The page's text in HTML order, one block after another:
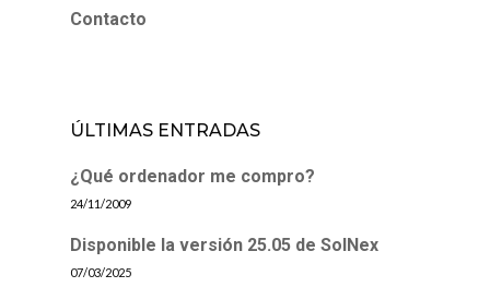
Contacto
ÚLTIMAS ENTRADAS
¿Qué ordenador me compro?
24/11/2009
Disponible la versión 25.05 de SolNex
07/03/2025